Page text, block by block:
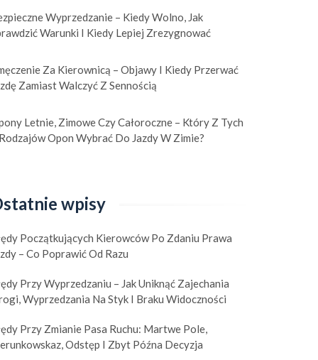
mały odstęp od
i metrów potrzeba,
uniknąć zderzenia
czerwca 2026 | 0
Agresywna jazda
pośpiech, stres i
podnoszą ryzyko
18 czerwca 2026
Wyprzedzanie – Kiedy Wolno, Jak
Warunki I Kiedy Lepiej Zrezygnować
Za Kierownicą – Objawy I Kiedy Przerwać
Zamiast Walczyć Z Sennością
Letnie, Zimowe Czy Całoroczne – Który Z Tych
Opon Wybrać Do Jazdy W Zimie?
wpisy
Początkujących Kierowców Po Zdaniu Prawa
– Co Poprawić Od Razu
Przy Wyprzedzaniu – Jak Uniknąć Zajechania
Wyprzedzania Na Styk I Braku Widoczności
Przy Zmianie Pasa Ruchu: Martwe Pole,
Odstęp I Zbyt Późna Decyzja